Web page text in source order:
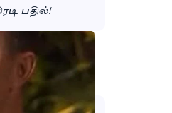
பதில்!